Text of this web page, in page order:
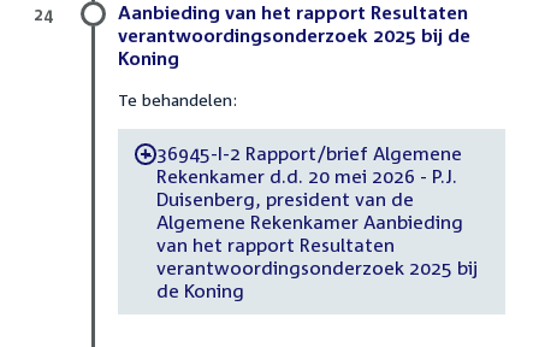
Aanbieding van het rapport Resultaten
verantwoordingsonderzoek 2025 bij de
Koning
Te behandelen:
-36945-I-2 Rapport/brief Algemene
Rekenkamer d.d. 20 mei 2026 - P.J.
Duisenberg, president van de
Algemene Rekenkamer Aanbieding
van het rapport Resultaten
verantwoordingsonderzoek 2025 bij
de Koning
24